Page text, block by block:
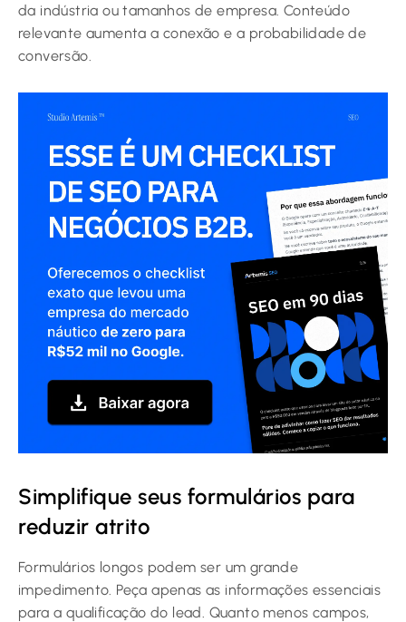
da indústria ou tamanhos de empresa. Conteúdo
relevante aumenta a conexão e a probabilidade de
conversão.
Simplifique seus formulários para
reduzir atrito
Formulários longos podem ser um grande
impedimento. Peça apenas as informações essenciais
para a qualificação do lead. Quanto menos campos,